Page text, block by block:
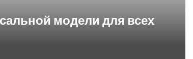
модели для всех